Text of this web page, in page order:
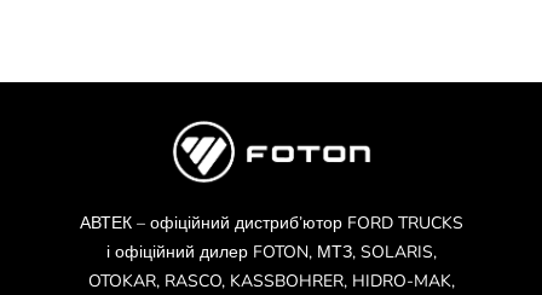
АВТЕК – офіційний дистриб’ютор FORD TRUCKS
і офіційний дилер FOTON, МТЗ, SOLARIS,
OTOKAR, RASCO, KASSBOHRER, HIDRO-MAK,